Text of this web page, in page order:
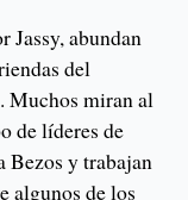
Jassy, ​​abundan
del
Muchos miran al
de líderes de
Bezos y trabajan
algunos de los